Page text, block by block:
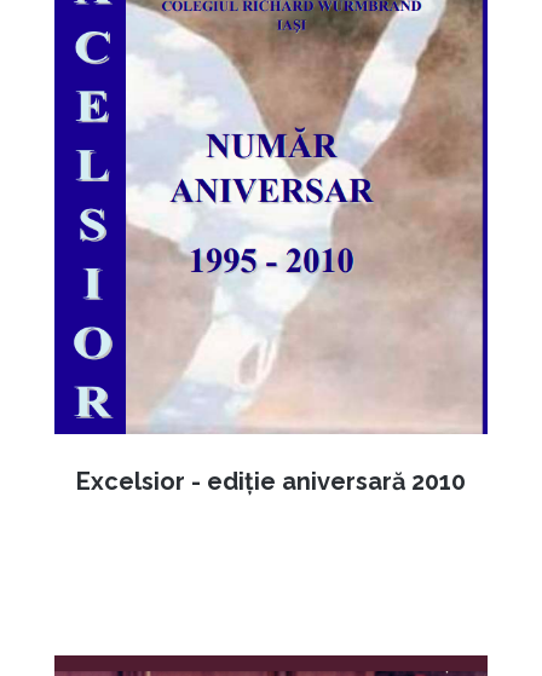
Excelsior - ediție aniversară 2010